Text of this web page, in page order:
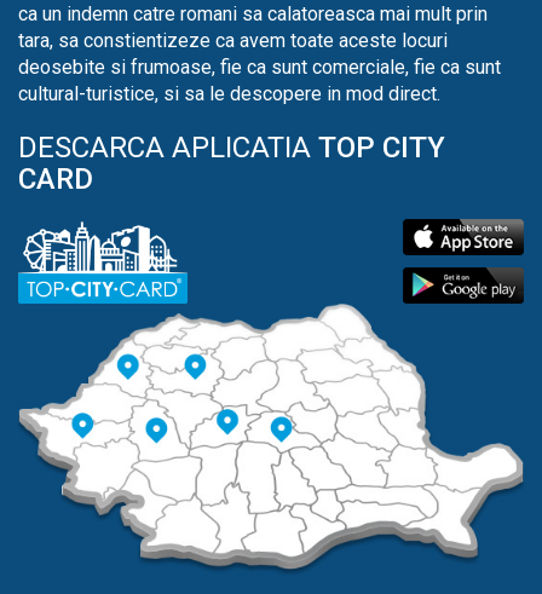
ca un indemn catre romani sa calatoreasca mai mult prin
tara, sa constientizeze ca avem toate aceste locuri
deosebite si frumoase, fie ca sunt comerciale, fie ca sunt
cultural-turistice, si sa le descopere in mod direct.
DESCARCA APLICATIA TOP CITY
CARD